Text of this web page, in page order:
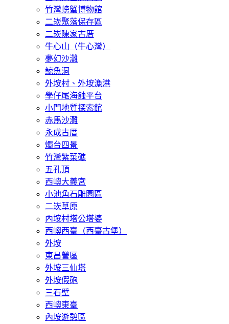
竹灣螃蟹博物館
二崁聚落保存區
二崁陳家古厝
牛心山（牛心灣）
夢幻沙灘
鯨魚洞
外垵村、外垵漁港
學仔尾海蝕平台
小門地質探索館
赤馬沙灘
永成古厝
燭台四景
竹灣紫菜礁
五孔頂
西嶼大義宮
小池角石雕園區
二崁草原
內垵村塔公塔婆
西嶼西臺（西臺古堡）
外垵
東昌營區
外垵三仙塔
外垵假砲
三石壁
西嶼東臺
內垵遊憩區